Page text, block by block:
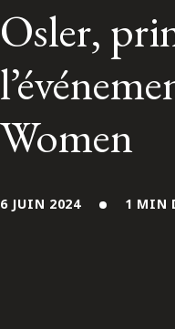
Osler,
Women
6 JUIN 2024 1 MIN